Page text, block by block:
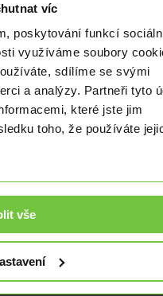
víc
poskytování funkcí
využíváme soubory
sdílíme se svými
a analýzy. Partneři tyto
které jste jim
toho, že používáte
vše